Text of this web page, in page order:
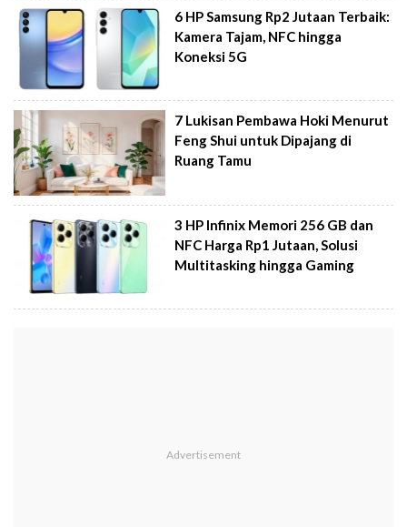
6 HP Samsung Rp2 Jutaan Terbaik:
Kamera Tajam, NFC hingga
Koneksi 5G
7 Lukisan Pembawa Hoki Menurut
Feng Shui untuk Dipajang di
Ruang Tamu
3 HP Infinix Memori 256 GB dan
NFC Harga Rp1 Jutaan, Solusi
Multitasking hingga Gaming